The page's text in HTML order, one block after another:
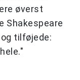
øverst
Shakespeare
tilføjede: